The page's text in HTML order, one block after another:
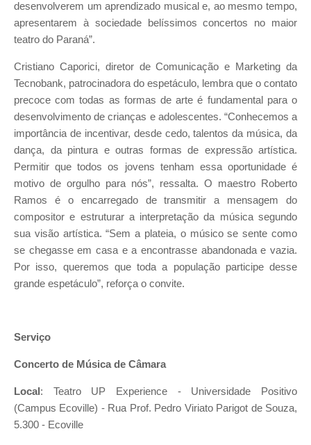
desenvolverem um aprendizado musical e, ao mesmo tempo,
apresentarem à sociedade belíssimos concertos no maior
teatro do Paraná”.
Cristiano Caporici, diretor de Comunicação e Marketing da
Tecnobank, patrocinadora do espetáculo, lembra que o contato
precoce com todas as formas de arte é fundamental para o
desenvolvimento de crianças e adolescentes. “Conhecemos a
importância de incentivar, desde cedo, talentos da música, da
dança, da pintura e outras formas de expressão artística.
Permitir que todos os jovens tenham essa oportunidade é
motivo de orgulho para nós”, ressalta. O maestro Roberto
Ramos é o encarregado de transmitir a mensagem do
compositor e estruturar a interpretação da música segundo
sua visão artística. “Sem a plateia, o músico se sente como
se chegasse em casa e a encontrasse abandonada e vazia.
Por isso, queremos que toda a população participe desse
grande espetáculo”, reforça o convite.
Serviço
Concerto de Música de Câmara
Local: Teatro UP Experience - Universidade Positivo
(Campus Ecoville) - Rua Prof. Pedro Viriato Parigot de Souza,
5.300 - Ecoville